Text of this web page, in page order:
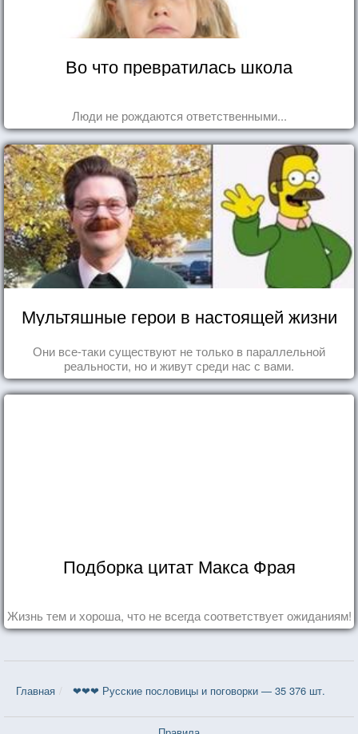
Во что превратилась школа
Люди не рождаются ответственными...
Мультяшные герои в настоящей жизни
Они все-таки существуют не только в параллельной
реальности, но и живут среди нас с вами.
Подборка цитат Макса Фрая
Жизнь тем и хороша, что не всегда соответствует ожиданиям!
Главная ❤❤❤ Русские пословицы и поговорки — 35 376 шт.